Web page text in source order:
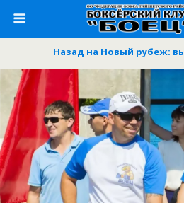
Назад на Новый рубеж: